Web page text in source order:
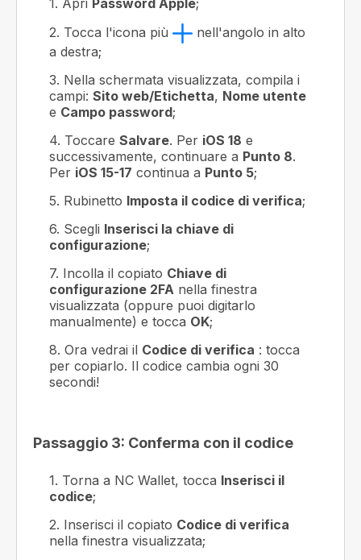
1. Apri Password Apple;
2. Tocca l'icona più
nell'angolo in alto
a destra;
3. Nella schermata visualizzata, compila i
campi: Sito web/Etichetta, Nome utente
e Campo password;
4. Toccare Salvare. Per iOS 18 e
successivamente, continuare a Punto 8.
Per iOS 15-17 continua a Punto 5;
5. Rubinetto Imposta il codice di verifica;
6. Scegli Inserisci la chiave di
configurazione;
7. Incolla il copiato Chiave di
configurazione 2FA nella finestra
visualizzata (oppure puoi digitarlo
manualmente) e tocca OK;
8. Ora vedrai il Codice di verifica : tocca
per copiarlo. Il codice cambia ogni 30
secondi!
Passaggio 3: Conferma con il codice
1. Torna a NC Wallet, tocca Inserisci il
codice;
2. Inserisci il copiato Codice di verifica
nella finestra visualizzata;